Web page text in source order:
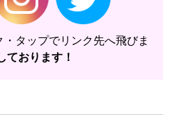
タップでリンク先へ飛びま
ております！